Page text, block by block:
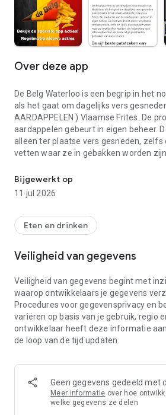
Over deze app
De Belg Waterloo is een begrip in het
als het gaat om dagelijks vers gesneden
AARDAPPELEN ) Vlaamse Frites. De
aardappelen gebeurt in eigen beheer.
alleen ter plaatse vers gesneden, zelfs
vetten waar ze in gebakken worden
onze snacks.
Bijgewerkt op
11 jul 2026
Eten en drinken
Veiligheid van gegevens
Veiligheid van gegevens begint met
waarop ontwikkelaars je gegevens
Procedures voor gegevensprivacy en
variëren op basis van je gebruik, regio
ontwikkelaar heeft deze informatie
de loop van de tijd updaten.
Geen gegevens gedeeld met
Meer informatie over hoe
welke gegevens ze delen